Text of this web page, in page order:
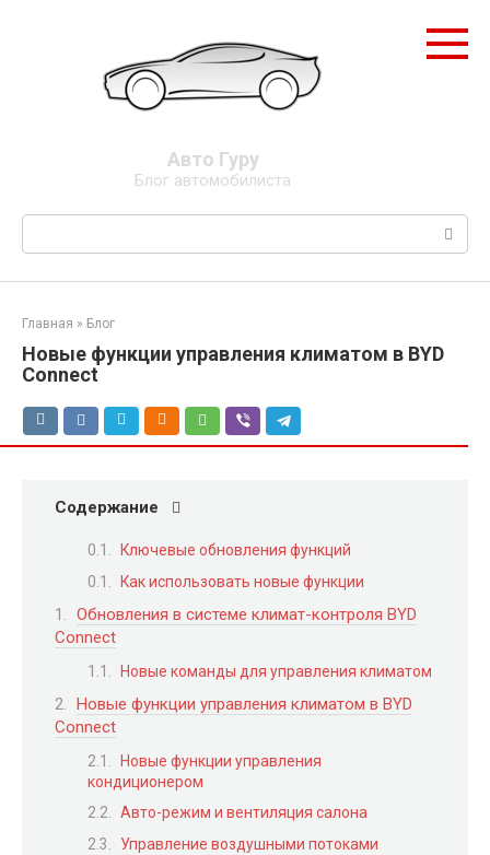
Авто Гуру
Блог автомобилиста
Поиск:
Главная » Блог
Новые функции управления климатом в BYD
Connect
Содержание
Ключевые обновления функций
Как использовать новые функции
Обновления в системе климат-контроля BYD
Connect
Новые команды для управления климатом
Новые функции управления климатом в BYD
Connect
Новые функции управления
кондиционером
Авто-режим и вентиляция салона
Управление воздушными потоками